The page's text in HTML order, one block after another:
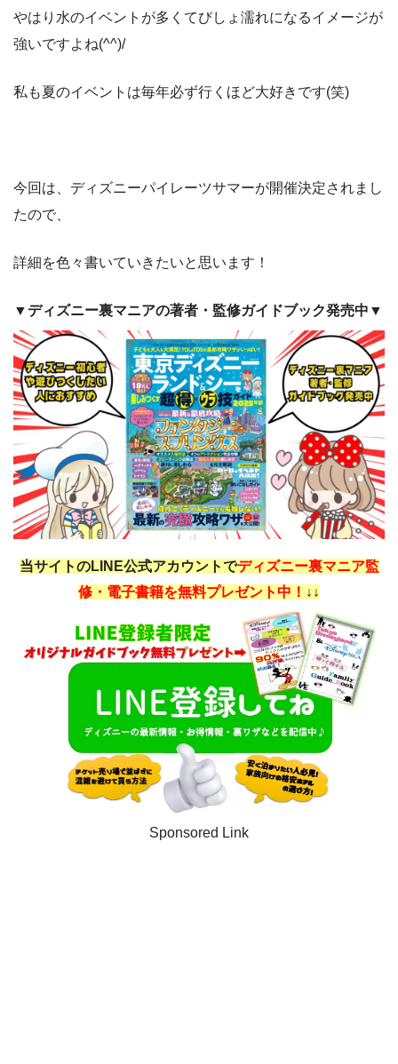
やはり水のイベントが多くてびしょ濡れになるイメージが
強いですよね(^^)/
私も夏のイベントは毎年必ず行くほど大好きです(笑)
今回は、ディズニーパイレーツサマーが開催決定されまし
たので、
詳細を色々書いていきたいと思います！
▼ディズニー裏マニアの著者・監修ガイドブック発売中▼
当サイトのLINE公式アカウントでディズニー裏マニア監
修・電子書籍を無料プレゼント中！ ↓↓
Sponsored Link